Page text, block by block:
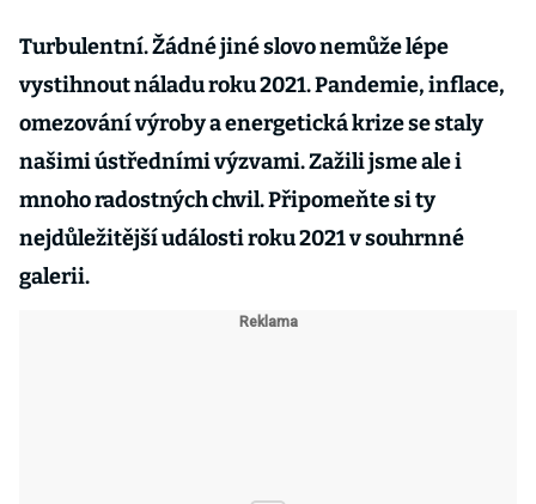
Turbulentní. Žádné jiné slovo nemůže lépe
vystihnout náladu roku 2021. Pandemie, inflace,
omezování výroby a energetická krize se staly
našimi ústředními výzvami. Zažili jsme ale i
mnoho radostných chvil. Připomeňte si ty
nejdůležitější události roku 2021 v souhrnné
galerii.